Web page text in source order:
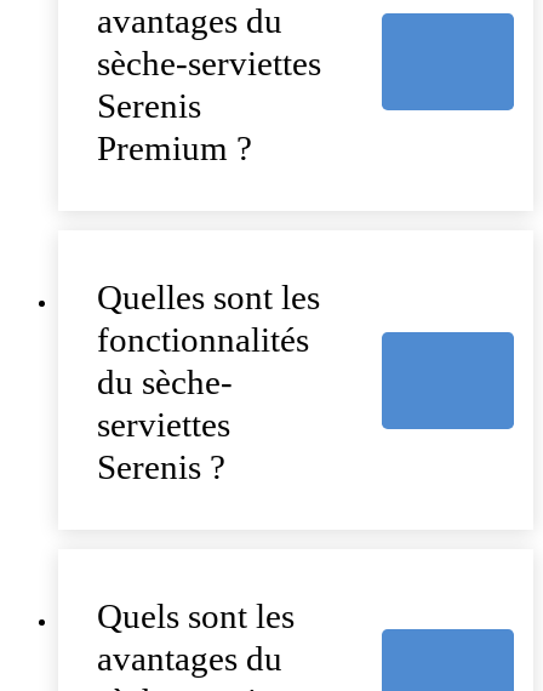
avantages du
sèche-serviettes
Serenis
Premium ?
Quelles sont les
fonctionnalités
du sèche-
serviettes
Serenis ?
Quels sont les
avantages du